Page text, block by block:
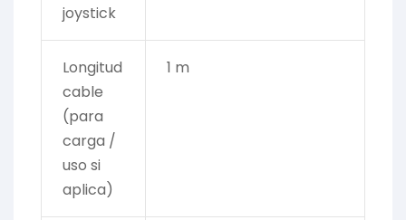
joystick
Longitud
cable
(para
carga /
uso si
aplica)
1 m